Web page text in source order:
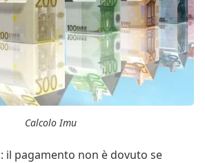
Calcolo Imu
il pagamento non è dovuto se